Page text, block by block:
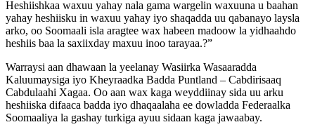
Heshiishkaa waxuu yahay nala gama wargelin waxuuna u baahan
yahay heshiisku in waxuu yahay iyo shaqadda uu qabanayo laysla
arko, oo Soomaali isla aragtee wax habeen madoow la yidhaahdo
heshiis baa la saxiixday maxuu inoo tarayaa.?”
Warraysi aan dhawaan la yeelanay Wasiirka Wasaaradda
Kaluumaysiga iyo Kheyraadka Badda Puntland – Cabdirisaaq
Cabdulaahi Xagaa. Oo aan wax kaga weyddiinay sida uu arku
heshiiska difaaca badda iyo dhaqaalaha ee dowladda Federaalka
Soomaaliya la gashay turkiga ayuu sidaan kaga jawaabay.